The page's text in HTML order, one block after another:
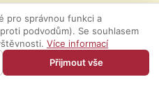
pro správnou funkci a
podvodům). Se souhlasem
Více informací
Přijmout vše